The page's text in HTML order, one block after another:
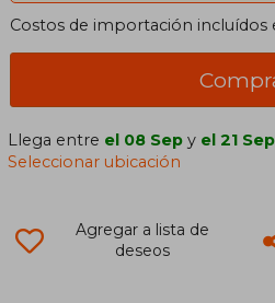
Costos de importación incluídos
Llega entre el 08 Sep y el 21 Sep
Seleccionar ubicación
Agregar a lista de
deseos